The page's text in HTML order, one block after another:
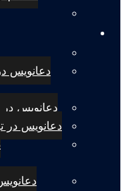
دعانویس در
دعانویس در ترکیه 09924599561 +